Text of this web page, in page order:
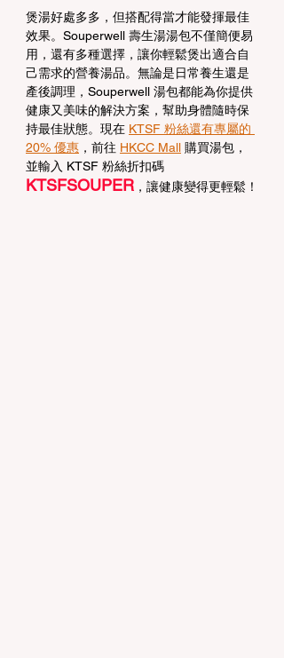
煲湯好處多多，但搭配得當才能發揮最佳
效果。Souperwell 壽生湯湯包不僅簡便易
用，還有多種選擇，讓你輕鬆煲出適合自
己需求的營養湯品。無論是日常養生還是
產後調理，Souperwell 湯包都能為你提供
健康又美味的解決方案，幫助身體隨時保
持最佳狀態。現在 KTSF 粉絲還有專屬的
20% 優惠 ，前往 HKCC Mall 購買湯包，
並輸入 KTSF 粉絲折扣碼
KTSFSOUPER ，讓健康變得更輕鬆！